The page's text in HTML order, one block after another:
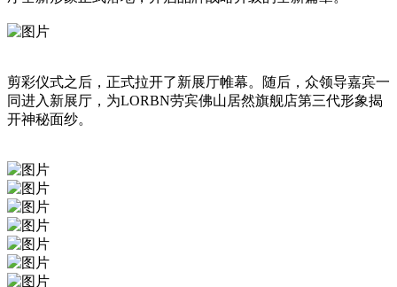
剪彩仪式之后，正式拉开了新展厅帷幕。随后，众领导嘉宾一
同进入新展厅，为LORBN劳宾佛山居然旗舰店第三代形象揭
开神秘面纱。